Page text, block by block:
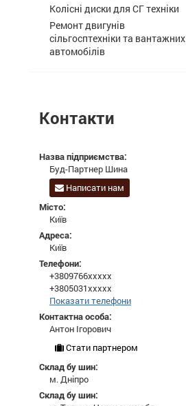
Колісні диски для СГ техніки
Ремонт двигунів
сільгосптехніки та вантажних
автомобілів
Контакти
Назва підприємства:
Буд-Партнер Шина
Написати нам
Місто:
Київ
Адреса:
Київ
Телефони:
+3809766xxxxx
+3805031xxxxx
Показати телефони
Контактна особа:
Антон Ігорович
Стати партнером
Склад бу шин:
м. Дніпро
Склад бу шин: